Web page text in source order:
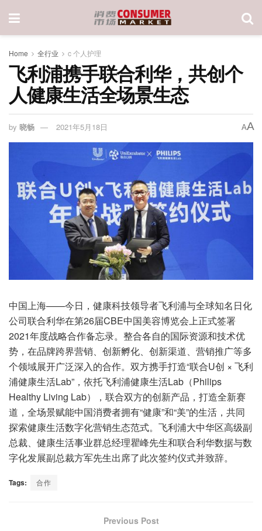
Home 全行业 c 个人护理
飞利浦携手联合利华，共创个
人健康生活全场景生态
by 晓畅 2021年5月18日 AA
中国上海——今日，健康科技领导者飞利浦与全球知名日化
公司联合利华在第26届CBE中国美容博览会上正式签署
2021年度战略合作备忘录。整合各自的国际资源和技术优
势，在品牌跨界营销、创新孵化、创新渠道、营销推广等多
个领域展开广泛深入的合作。双方携手打造“联合U创 × 飞利
浦健康生活Lab”，依托飞利浦健康生活Lab（Philips
Healthy Living Lab），联合双方的创新产品，打造全新赛
道，全场景赋能中国消费者拥有“健康”和“美”的生活，共同
探索健康生活数字化营销生态范式。飞利浦大中华区高级副
总裁、健康生活事业群总经理瞿峰先生和联合利华数据与数
字化发展副总裁方军先生出席了此次签约仪式并致辞。
Tags: 合作
Previous Post